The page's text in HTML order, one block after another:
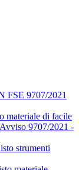
FSE 9707/2021
materiale di facile
9707/2021 -
strumenti